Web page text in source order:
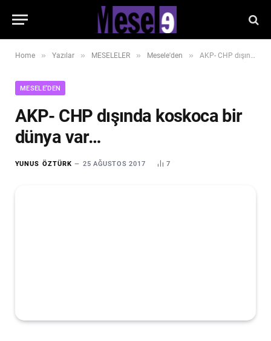
Home » Yazılar » MESELELER » Mesele'den » AKP- CHP dışında koskoca bir dünya var…
MESELE'DEN
AKP- CHP dışında koskoca bir
dünya var…
YUNUS ÖZTÜRK 25 AĞUSTOS 2017 7